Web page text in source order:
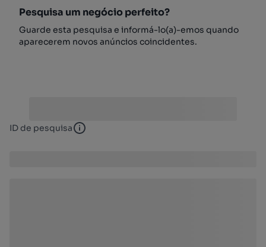
Pesquisa um negócio perfeito?
Guarde esta pesquisa e informá-lo(a)-emos quando
aparecerem novos anúncios coincidentes.
ID de pesquisa ID de pesquisa